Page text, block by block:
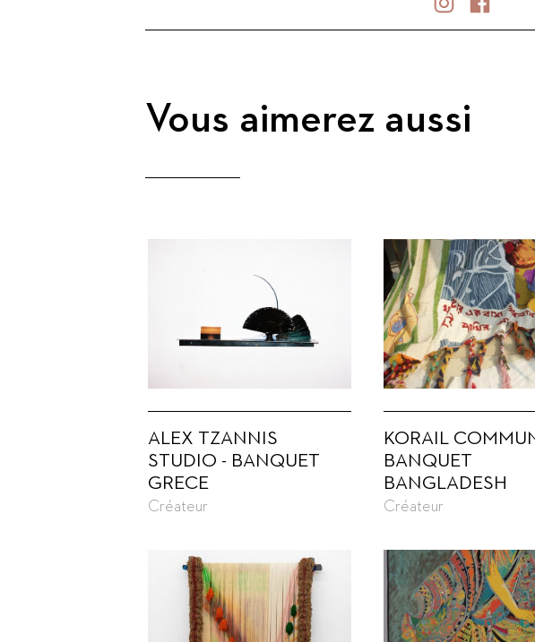
Vous aimerez aussi
ALEX TZANNIS
STUDIO - BANQUET
GRECE
Créateur
KORAIL
BANQUET
BANGLADESH
Créateur